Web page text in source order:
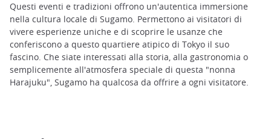
Questi eventi e tradizioni offrono un'autentica immersione
nella cultura locale di Sugamo. Permettono ai visitatori di
vivere esperienze uniche e di scoprire le usanze che
conferiscono a questo quartiere atipico di Tokyo il suo
fascino. Che siate interessati alla storia, alla gastronomia o
semplicemente all'atmosfera speciale di questa "nonna
Harajuku", Sugamo ha qualcosa da offrire a ogni visitatore.